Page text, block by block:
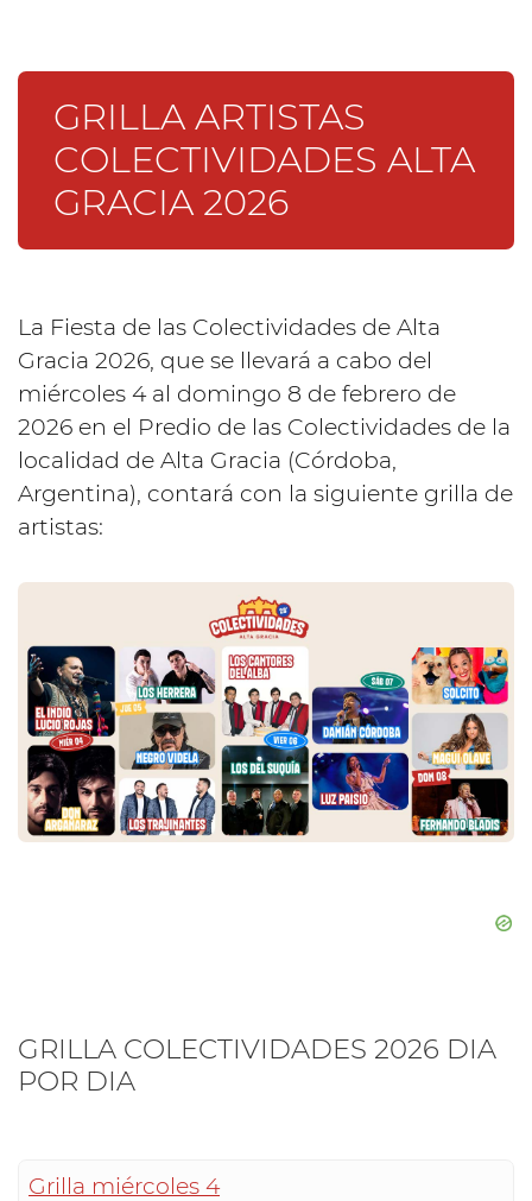
GRILLA ARTISTAS
COLECTIVIDADES ALTA
GRACIA 2026
La Fiesta de las Colectividades de Alta
Gracia 2026, que se llevará a cabo del
miércoles 4 al domingo 8 de febrero de
2026 en el Predio de las Colectividades de la
localidad de Alta Gracia (Córdoba,
Argentina), contará con la siguiente grilla de
artistas:
GRILLA COLECTIVIDADES 2026 DIA
POR DIA
Grilla miércoles 4